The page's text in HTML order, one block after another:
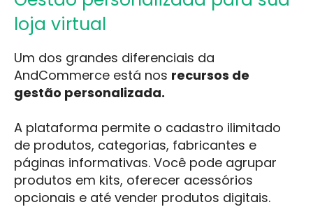
loja virtual
Um dos grandes diferenciais da
AndCommerce está nos recursos de
gestão personalizada.
A plataforma permite o cadastro ilimitado
de produtos, categorias, fabricantes e
páginas informativas. Você pode agrupar
produtos em kits, oferecer acessórios
opcionais e até vender produtos digitais.